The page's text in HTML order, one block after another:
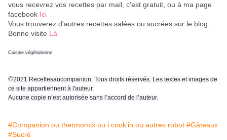
vous recevrez vos recettes par mail, c’est gratuit , ou à ma page
facebook Ici
Vous trouverez d'autres recettes salées ou sucrées sur le blog.
Bonne visite Là
Cuisine végétarienne
©2021 Recettesaucompanion. Tous droits réservés. Les textes et images de
ce site appartiennent à l'auteur.
Aucune copie n’est autorisée sans l’accord de l’auteur.
#Companion ou thermomix ou i cook'in ou autres robot #Gâteaux
#Sucré